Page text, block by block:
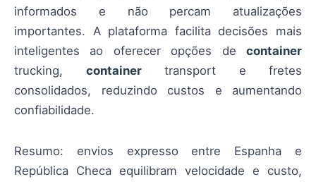
informados e não percam atualizações
importantes. A plataforma facilita decisões mais
inteligentes ao oferecer opções de container
trucking, containertransport e fretes
consolidados, reduzindo custos e aumentando
confiabilidade.
Resumo: envios expresso entre Espanha e
República Checa equilibram velocidade e custo,